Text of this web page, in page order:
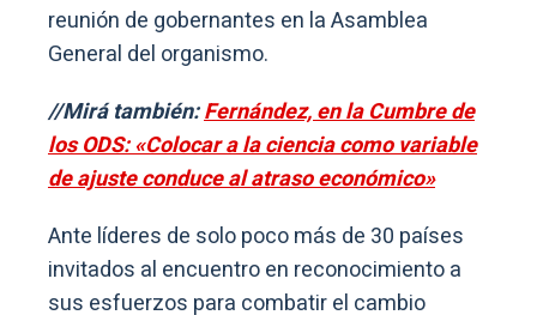
reunión de gobernantes en la Asamblea
General del organismo.
//Mirá también:Fernández, en la Cumbre de
los ODS: «Colocar a la ciencia como variable
de ajuste conduce al atraso económico»
Ante líderes de solo poco más de 30 países
invitados al encuentro en reconocimiento a
sus esfuerzos para combatir el cambio